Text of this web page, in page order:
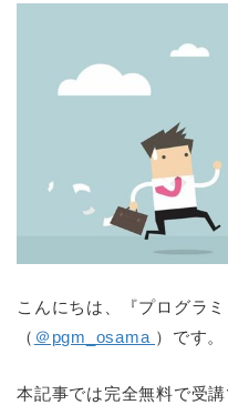
こんにちは、『プログラ
（ ＠pgm_osama ）です。
本記事では完全無料で受